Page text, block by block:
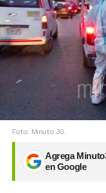
Foto: Minuto 30.
Agrega
en Google